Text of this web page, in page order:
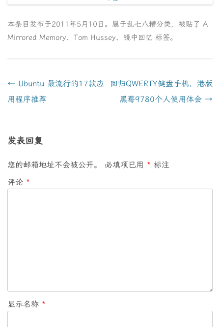
本条目发布于2011年5月10日 。属于乱七八糟分类，被贴了 A
Mirrored Memory、 Tom Hussey、 镜中回忆 标签。
文
章
← Ubuntu 最流行的17款应
用程序推荐
回归QWERTY健盘手机，港版
黑莓9780个人使用体会 →
发表回复
您的邮箱地址不会被公开。 必填项已用 * 标注
评论 *
显示名称 *